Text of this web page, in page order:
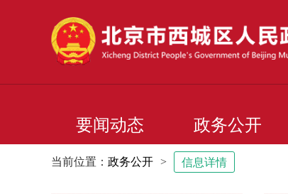
要闻动态 政务公开
当前位置： 政务公开 > 信息详情